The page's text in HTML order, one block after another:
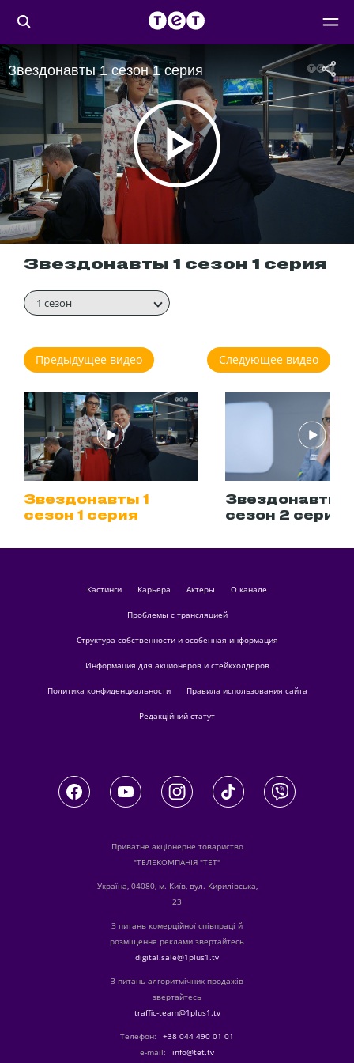
Звездонавты 1 сезон 1 серия
Звездонавты 1 сезон 1 серия
1 сезон
Предыдущее видео Следующее видео
Звездонавты 1
сезон 1 серия
Звездонавты 1
сезон 2 серия
кастинги Карьера актеры О канале
Проблемы с трансляцией
Структура собственности и особенная информация
Информация для акционеров и стейкхолдеров
Политика конфиденциальности Правила использования сайта
Редакційний статут
Приватне акціонерне товариство
"ТЕЛЕКОМПАНІЯ "ТЕТ"
Україна, 04080, м. Київ, вул. Кирилівська,
23
З питань комерційної співпраці й
розміщення реклами звертайтесь
digital.sale@1plus1.tv
З питань алгоритмічних продажів
звертайтесь
traffic-team@1plus1.tv
Телефон:
+38 044 490 01 01
е-mail:
info@tet.tv